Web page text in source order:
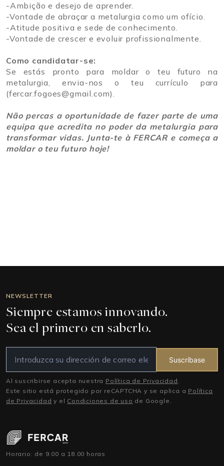
-Ambição e desejo de aprender.
-Vontade de abraçar a metalurgia como um ofício.
-Atitude positiva e sede de conhecimento.
-Vontade de crescer e evoluir profissionalmente.
Como candidatar-se:
Se estás pronto para moldar o teu futuro na
metalurgia, envia-nos o teu currículo para
(fercar.fogoes@gmail.com).
Não percas a oportunidade de fazer parte de uma
equipa que acredita no poder da metalurgia para
transformar vidas. Junta-te à FERCAR e começa a
moldar o teu futuro hoje!
NEWSLETTER
Siempre estamos innovando.
Sea el primero en saberlo.
Suscríbase
Al suscribirse acepta nuestra Política de Privacidad .
Este sitio está protegido por reCAPTCHA y se aplica a Política
de Privacidad y el Condiciones de uso de Google.
Horario: de 9.00 a 18.00 horas